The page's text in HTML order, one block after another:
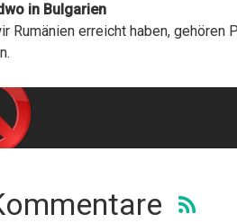
in Bulgarien
Rumänien erreicht haben,